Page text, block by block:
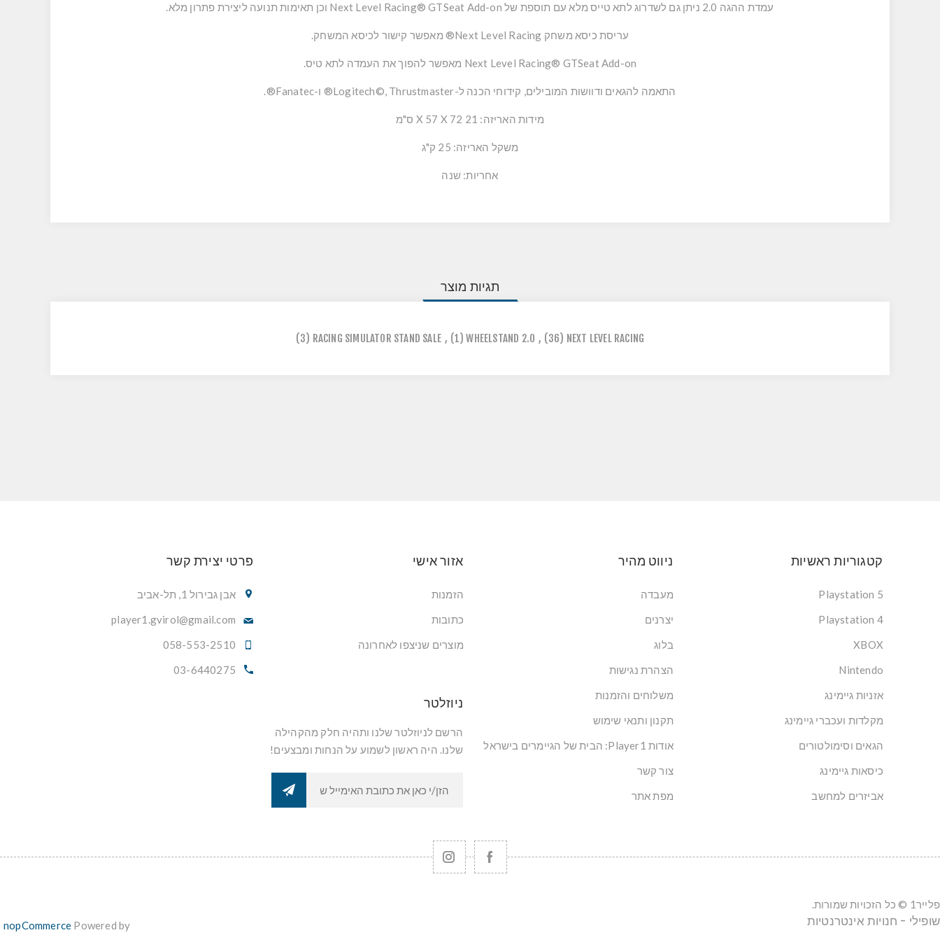
עמדת ההגה 2.0 ניתן גם לשדרוג לתא טייס מלא עם תוספת של Next Level Racing® GTSeat Add-on וכן תאימות תנועה ליצירת פתרון מלא.
עריסת כיסא משחק Next Level Racing® מאפשר קישור לכיסא המשחק.
Next Level Racing® GTSeat Add-on מאפשר להפוך את העמדה לתא טיס.
התאמה להגאים ודוושות המובילים, קידוחי הכנה ל-Logitech©, Thrustmaster® ו-Fanatec®.
מידות האריזה: 21 X 57 X 72 ס"מ
משקל האריזה: 25 ק"ג
אחריות: שנה
תגיות מוצר
NEXT LEVEL RACING
(36)
,
WHEELSTAND 2.0
(1)
,
RACING SIMULATOR STAND SALE
(3)
קטגוריות ראשיות
Playstation 5
Playstation 4
XBOX
Nintendo
אזניות גיימינג
מקלדות ועכברי גיימינג
הגאים וסימולטורים
כיסאות גיימינג
אביזרים למחשב
ניווט מהיר
מעבדה
יצרנים
בלוג
הצהרת נגישות
משלוחים והזמנות
תקנון ותנאי שימוש
אודות Player1: הבית של הגיימרים בישראל
צור קשר
מפת אתר
אזור אישי
הזמנות
כתובות
מוצרים שניצפו לאחרונה
פרטי יצירת קשר
אבן גבירול 1, תל-אביב
player1.gvirol@gmail.com
058-553-2510
03-6440275
ניוזלטר
הרשם לניוזלטר שלנו ותהיה חלק מהקהילה
שלנו. היה ראשון לשמוע על הנחות ומבצעים!
פלייר1 © כל הזכויות שמורות.
Powered by
nopCommerce שופילי - חנויות אינטרנטיות